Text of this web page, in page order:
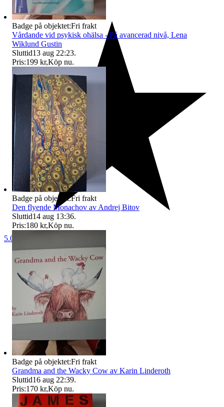
5.0
Badge på objektet:Fri frakt
Vårdande vid psykisk ohälsa - På avancerad nivå, Lena
Wiklund Gustin
Sluttid13 aug 22:23.
Pris:199 kr,Köp nu.
Badge på objektet:Fri frakt
Den flyende Monachov av Andrej Bitov
Sluttid14 aug 13:36.
Pris:180 kr,Köp nu.
Badge på objektet:Fri frakt
Grandma and the Wacky Cow av Karin Linderoth
Sluttid16 aug 22:39.
Pris:170 kr,Köp nu.